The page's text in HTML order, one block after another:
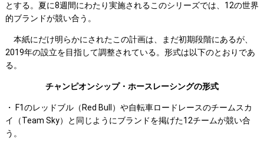
とする。夏に8週間にわたり実施されるこのシリーズでは、12の世界
的ブランドが競い合う。
本紙にだけ明らかにされたこの計画は、まだ初期段階にあるが、
2019年の設立を目指して調整されている。形式は以下のとおりであ
る。
チャンピオンシップ・ホースレーシングの形式
・ F1のレッドブル（Red Bull）や自転車ロードレースのチームスカ
イ（Team Sky）と同じようにブランドを掲げた12チームが競い合
う。